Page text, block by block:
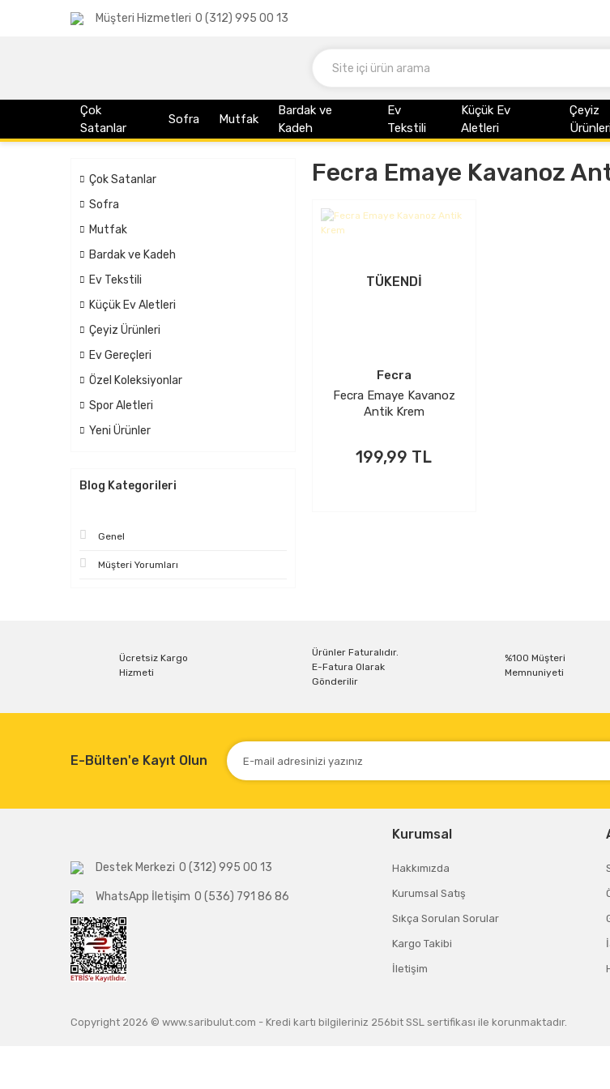
Müşteri Hizmetleri 0 (312) 995 00 13
Çok
Satanlar
Sofra Mutfak
Bardak ve
Kadeh
Ev
Tekstili
Küçük Ev
Aletleri
Çeyiz
Çok Satanlar
Sofra
Mutfak
Bardak ve Kadeh
Ev Tekstili
Küçük Ev Aletleri
Çeyiz Ürünleri
Ev Gereçleri
Özel Koleksiyonlar
Spor Aletleri
Yeni Ürünler
Blog Kategorileri
Genel
Müşteri Yorumları
Fecra Emaye Kavanoz
TÜKENDİ
Fecra
Fecra Emaye Kavanoz
Antik Krem
199,99 TL
Ücretsiz Kargo
Hizmeti
Ürünler Faturalıdır.
E-Fatura Olarak
Gönderilir
%100 Müşteri
Memnuniyeti
E-Bülten'e Kayıt Olun
Destek Merkezi 0 (312) 995 00 13
WhatsApp İletişim 0 (536) 791 86 86
Kurumsal
Hakkımızda
Kurumsal Satış
Sıkça Sorulan Sorular
Kargo Takibi
İletişim
Copyright 2026 © www.saribulut.com - Kredi kartı bilgileriniz 256bit SSL sertifikası ile korunmaktadır.